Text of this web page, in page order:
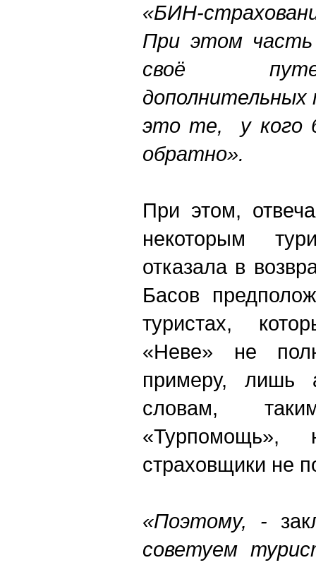
«БИН-
При этом
своё
это те, у кого
обратно».
При этом,
некоторым
отказала в
Басов
туристах,
«Неве» не
примеру, лишь
словам,
«Турпомощь»,
страховщики не
«Поэтому, -
советуем